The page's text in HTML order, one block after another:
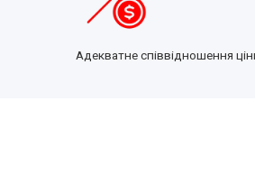
Адекватне співвідношення